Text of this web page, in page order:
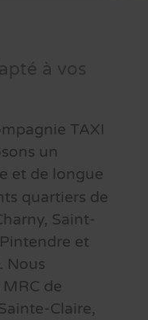
TAXI
un
et de longue
quartiers de
Saint-
et
Nous
de
Claire,